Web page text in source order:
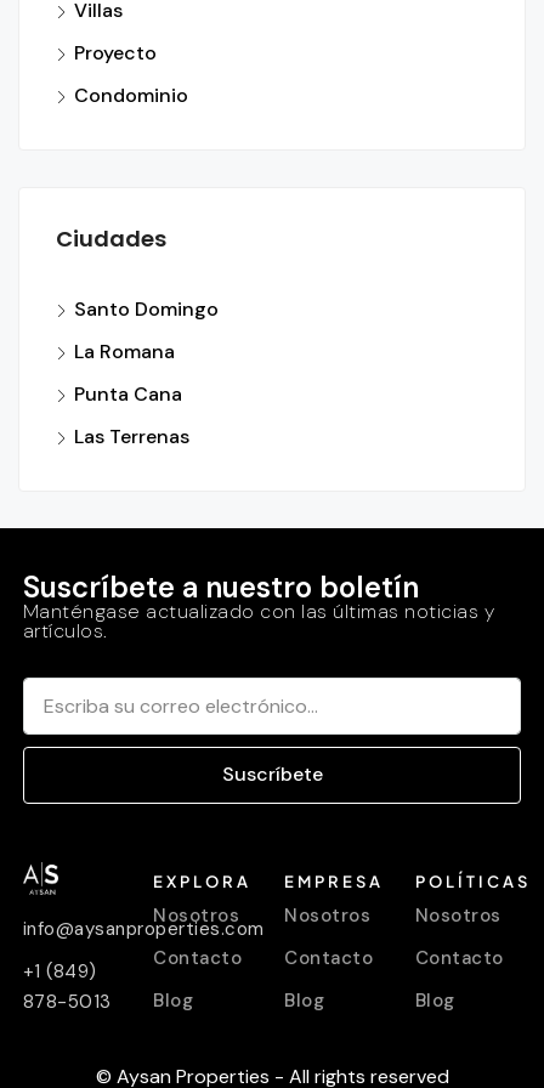
Villas
Proyecto
Condominio
Ciudades
Santo Domingo
La Romana
Punta Cana
Las Terrenas
Suscríbete a nuestro boletín
Manténgase actualizado con las últimas noticias y
artículos.
Suscríbete
info@aysanproperties.com
+1 (849)
878-5013
EXPLORA
Nosotros
Contacto
Blog
EMPRESA
Nosotros
Contacto
Blog
POLÍTICAS
Nosotros
Contacto
Blog
© Aysan Properties - All rights reserved